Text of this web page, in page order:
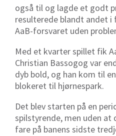
også til og lagde et godt
resulterede blandt andet i
AaB-forsvaret uden
Med et kvarter spillet fik
Christian Bassogog var
dyb bold, og han kom til
blokeret til hjørnespark.
Det blev starten på en
spilstyrende, men uden
fare på banens sidste